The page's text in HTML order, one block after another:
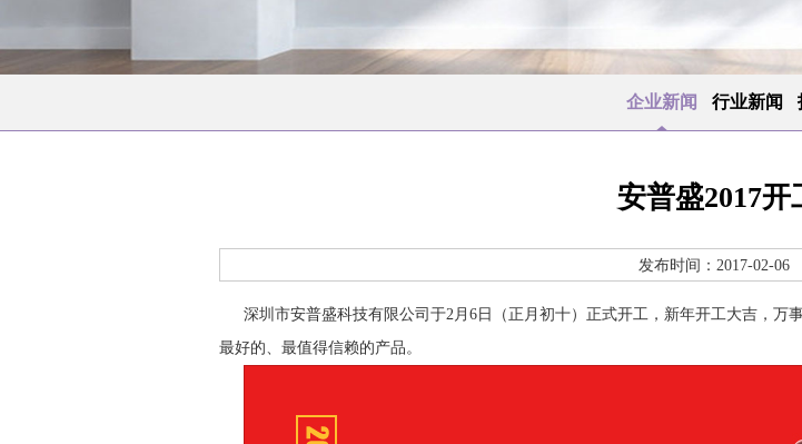
企业新闻 行业新闻
安普盛2017开
发布时间：2017-02-06
深圳市安普盛科技有限公司于2月6日（正月初十）正式开工，新年开工大吉，
最好的、最值得信赖的产品。